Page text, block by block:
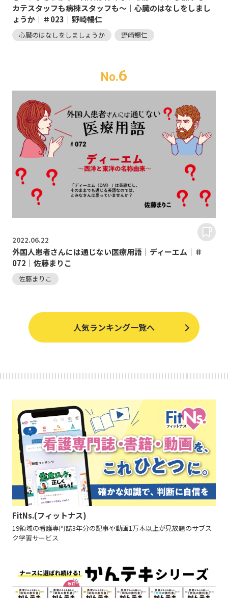
カテスタッフも病棟スタッフも～｜心臓のはなしをしまし
ょうか｜＃023｜野崎暢仁
心臓のはなしをしましょうか 野崎暢仁
No.6
2022.06.22
外国人患者さんには通じない医療用語｜ディーエム｜＃
072｜佐藤まりこ
佐藤まりこ
人気ランキング一覧へ
FitNs.(フィットナス)
19領域の看護専門誌3年分の記事や動画1万本以上が見放題のサブス
ク学習サービス